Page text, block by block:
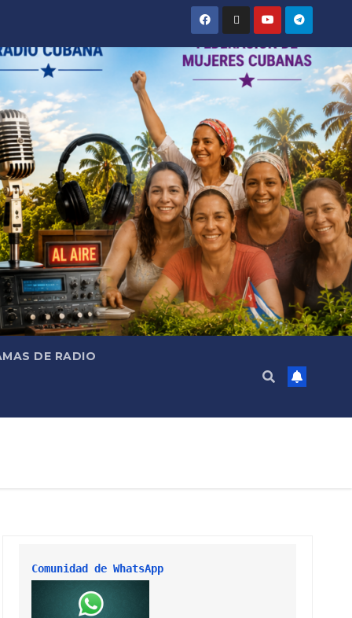
DE RADIO
Comunidad de WhatsApp